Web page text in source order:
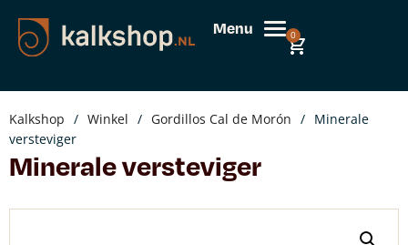
Menu 0
Kalkshop / Winkel / Gordillos Cal de Morón / Minerale
versteviger
Minerale versteviger